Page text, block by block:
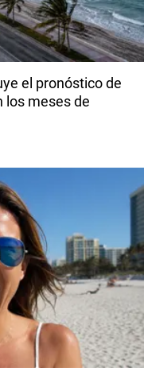
el pronóstico de
los meses de